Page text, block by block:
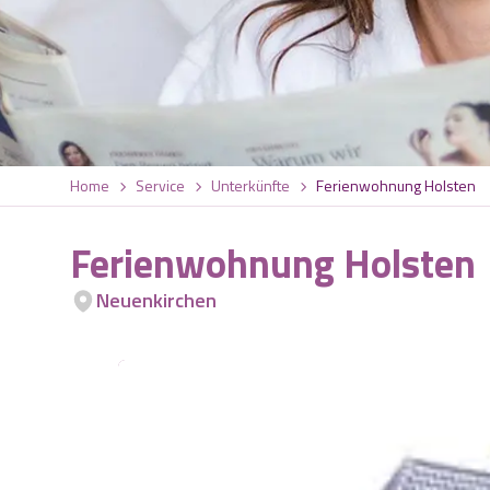
Home Service Unterkünfte Ferienwohnung Holsten
Ferienwohnung Holsten
Neuenkirchen